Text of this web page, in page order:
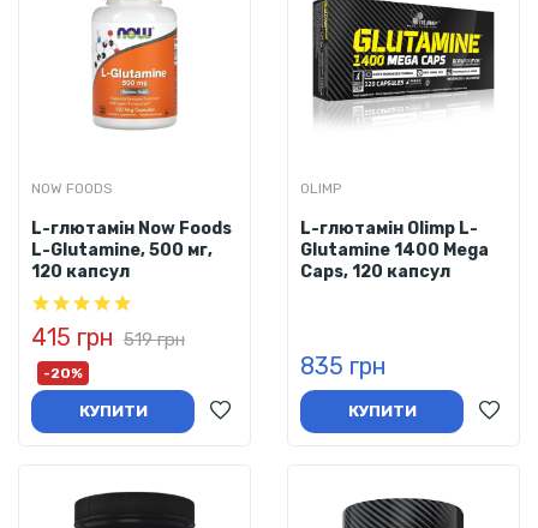
NOW FOODS
L-глютамін Now Foods
L-Glutamine, 500 мг,
120 капсул
415 грн 519 грн
-20%
КУПИТИ
OLIMP
L-глютамін Olimp L-
Glutamine 1400 Mega
Caps, 120 капсул
835 грн
КУПИТИ